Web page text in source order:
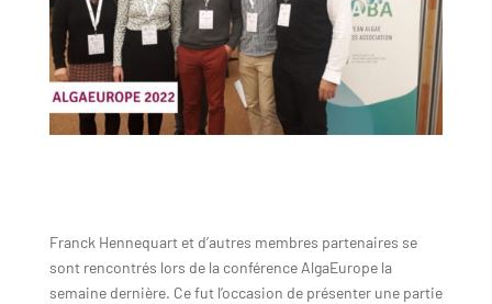
Franck Hennequart et d’autres membres partenaires se
sont rencontrés lors de la conférence AlgaEurope la
semaine dernière. Ce fut l’occasion de présenter une partie